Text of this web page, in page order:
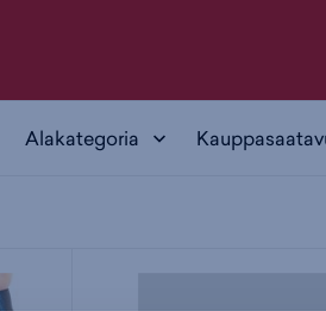
Alakategoria